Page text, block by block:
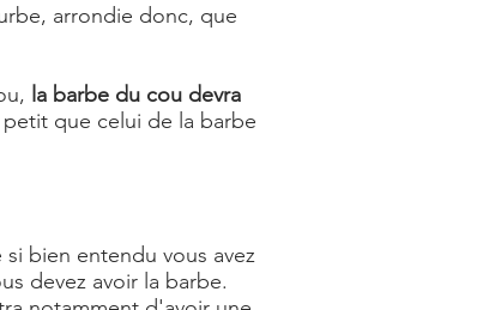
arrondie donc, que
la barbe du cou devra
que celui de la barbe
bien entendu vous avez
devez avoir la barbe.